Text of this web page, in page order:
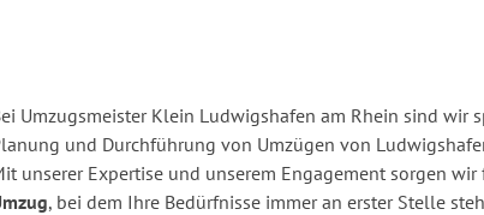
Umzugsmeister Klein Ludwigshafen am Rhein sind wir
und Durchführung von Umzügen von
unserer Expertise und unserem Engagement sorgen wir
, bei dem Ihre Bedürfnisse immer an erster Stelle